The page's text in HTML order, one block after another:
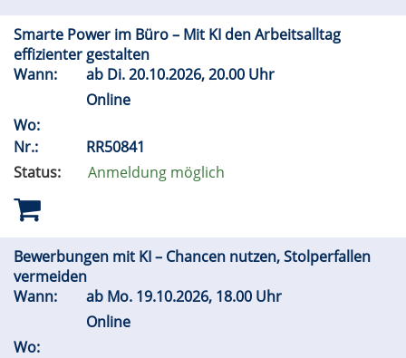
Smarte Power im Büro – Mit KI den Arbeitsalltag
effizienter gestalten
Wann:
ab Di.20.10.2026, 20.00 Uhr
Online
Wo:
Nr.:
RR50841
Status:
Anmeldung möglich
Bewerbungen mit KI – Chancen nutzen, Stolperfallen
vermeiden
Wann:
ab Mo. 19.10.2026, 18.00 Uhr
Online
Wo: